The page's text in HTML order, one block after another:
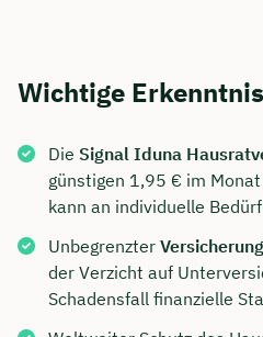
Wichtige
Die Signal Iduna
günstigen 1,95 € im
kann an individuelle
Unbegrenzter
der Verzicht auf
Schadensfall finanzielle